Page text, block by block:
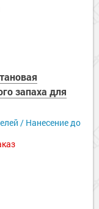
запаха для
/ Нанесение до